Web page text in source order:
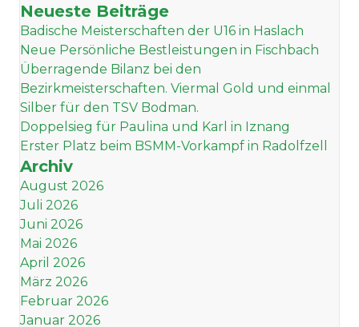
Neueste Beiträge
Badische Meisterschaften der U16 in Haslach
Neue Persönliche Bestleistungen in Fischbach
Überragende Bilanz bei den
Bezirkmeisterschaften. Viermal Gold und einmal
Silber für den TSV Bodman.
Doppelsieg für Paulina und Karl in Iznang
Erster Platz beim BSMM-Vorkampf in Radolfzell
Archiv
August 2026
Juli 2026
Juni 2026
Mai 2026
April 2026
März 2026
Februar 2026
Januar 2026